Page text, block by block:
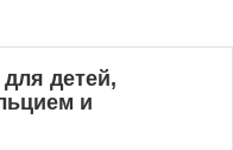
детей,
и